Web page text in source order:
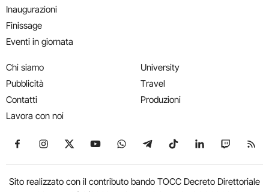
Inaugurazioni
Finissage
Eventi in giornata
Chi siamo
Pubblicità
Contatti
Lavora con noi
University
Travel
Produzioni
Seguici su Facebook
Seguici su Instagram
Seguici su X
Seguici su YouTube
Seguici su WhatsApp
Seguici su Telegram
Seguici su TikTok
Seguici su
Seguici
Sito realizzato con il contributo bando TOCC Decreto Direttoriale